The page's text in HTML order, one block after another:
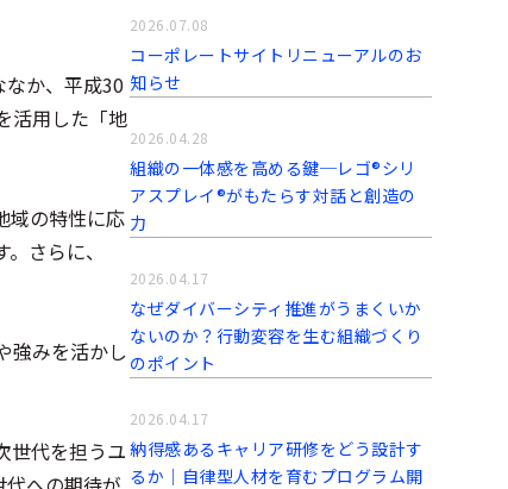
なか、平成30
活用した「地
域の特性に応
さらに、
強みを活かし
世代を担うユ
コーポレートサイトリニューアルのお
知らせ
2026.07.08
組織の一体感を高める鍵─レゴ®シリ
アスプレイ®がもたらす対話と創造の
力
2026.04.28
なぜダイバーシティ推進がうまくいか
ないのか？行動変容を生む組織づくり
のポイント
2026.04.17
納得感あるキャリア研修をどう設計す
るか｜自律型人材を育むプログラム開
2026.04.17